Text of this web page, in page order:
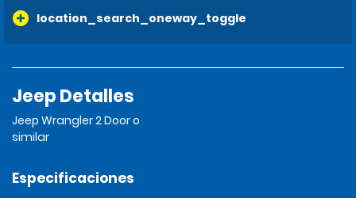
location_search_oneway_toggle
Jeep Detalles
Jeep Wrangler 2 Door o
similar
Especificaciones